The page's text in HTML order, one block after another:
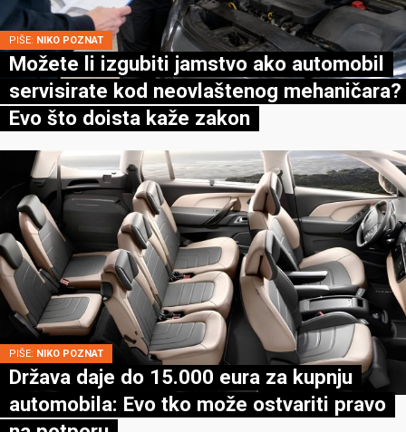
PIŠE: NIKO POZNAT
Možete li izgubiti jamstvo ako automobil
servisirate kod neovlaštenog mehaničara?
Evo što doista kaže zakon
PIŠE: NIKO POZNAT
Država daje do 15.000 eura za kupnju
automobila: Evo tko može ostvariti pravo